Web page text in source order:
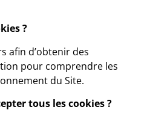
?
afin d’obtenir des
pour comprendre les
du Site.
tous les cookies ?